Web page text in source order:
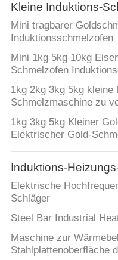
FORDERN
SIE EIN
ZITAT
SITEMAP
Kleine Induktions-
Mini tragbarer
Induktionsschmelzofen
Mini 1kg 5kg 10kg
Schmelzofen
1kg 2kg 3kg 5kg kleine
Schmelzmaschine zu
1kg 3kg 5kg Kleiner
Elektrischer Gold-
Induktions-
Elektrische
Schläger
Steel Bar Industrial
Maschine zur
Stahlplattenoberfläche